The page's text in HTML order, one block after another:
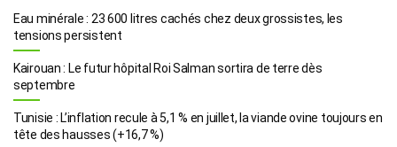
Eau minérale : 23 600 litres cachés chez deux grossistes, les
tensions persistent
Kairouan : Le futur hôpital Roi Salman sortira de terre dès
septembre
Tunisie : L’inflation recule à 5,1 % en juillet, la viande ovine toujours en
tête des hausses (+16,7 %)